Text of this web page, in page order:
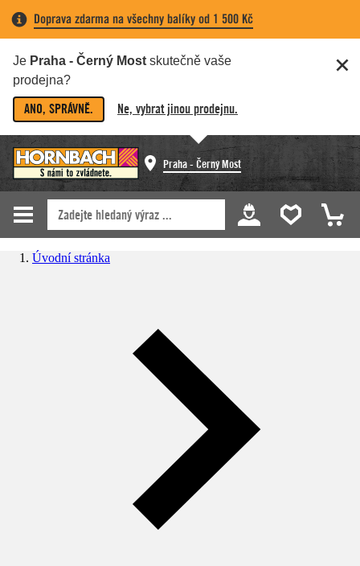
Doprava zdarma na všechny balíky od 1 500 Kč
Je Praha - Černý Most skutečně vaše
prodejna?
ANO, SPRÁVNĚ. Ne, vybrat jinou prodejnu.
Praha - Černý Most
Úvodní stránka